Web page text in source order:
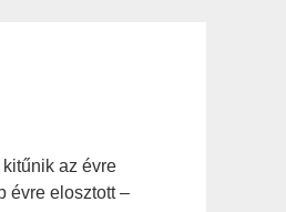
az évre
évre elosztott –